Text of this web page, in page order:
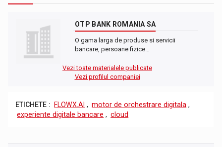
OTP BANK ROMANIA SA
O gama larga de produse si servicii
bancare, persoane fizice…
Vezi toate materialele publicate
Vezi profilul companiei
ETICHETE : FLOWX.AI , motor de orchestrare digitala ,
experiente digitale bancare , cloud